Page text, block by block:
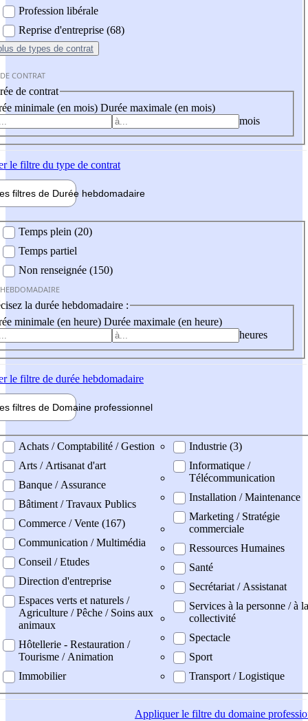
Profession libérale
Reprise d'entreprise (68)
de types de contrat
CONTRAT
de contrat
minimale (en mois) Durée maximale (en mois)
mois
le filtre du type de contrat
filtres de Durée hebdomadaire
Temps plein (20)
Temps partiel
Non renseignée (150)
la durée hebdomadaire :
minimale (en heure) Durée maximale (en heure)
heures
le filtre de durée hebdomadaire
filtres de Domaine professionnel
professionel
Achats / Comptabilité / Gestion
Arts / Artisanat d'art
Banque / Assurance
Bâtiment / Travaux Publics
Commerce / Vente (167)
Communication / Multimédia
Conseil / Etudes
Direction d'entreprise
Espaces verts et naturels /
Agriculture / Pêche / Soins aux
animaux
Hôtellerie - Restauration /
Tourisme / Animation
Immobilier
Industrie (3)
Informatique /
Télécommunication
Installation / Maintenance
Marketing / Stratégie
commerciale
Ressources Humaines
Santé
Secrétariat / Assistanat
Services à la personne / à la
collectivité
Spectacle
Sport
Transport / Logistique
Appliquerle filtre du domaine